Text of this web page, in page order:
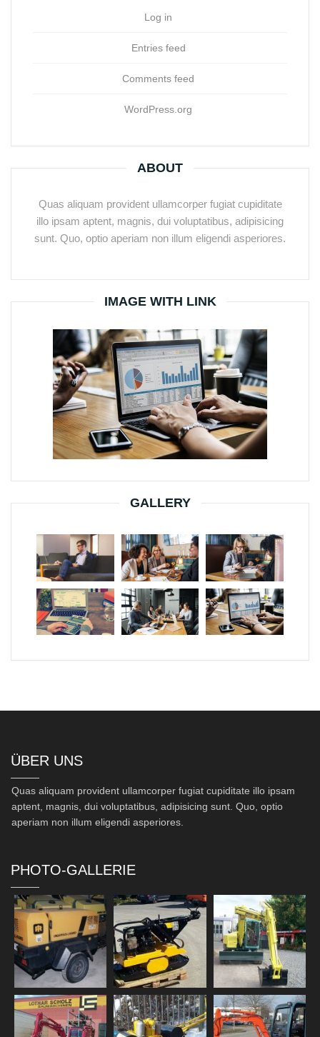
Log in
Entries feed
Comments feed
WordPress.org
ABOUT
Quas aliquam provident ullamcorper fugiat cupiditate
illo ipsam aptent, magnis, dui voluptatibus, adipisicing
sunt. Quo, optio aperiam non illum eligendi asperiores.
IMAGE WITH LINK
GALLERY
ÜBER UNS
Quas aliquam provident ullamcorper fugiat cupiditate illo ipsam
aptent, magnis, dui voluptatibus, adipisicing sunt. Quo, optio
aperiam non illum eligendi asperiores.
PHOTO-GALLERIE